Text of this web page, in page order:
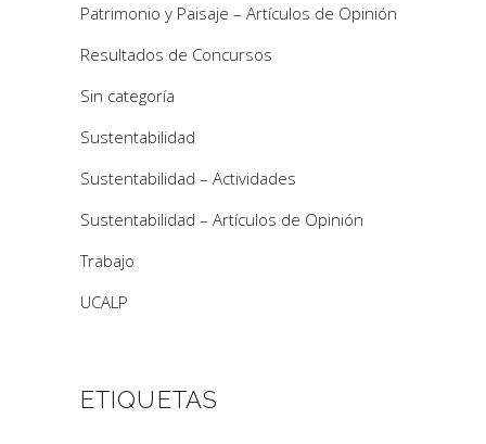
Patrimonio y Paisaje – Artículos de Opinión
Resultados de Concursos
Sin categoría
Sustentabilidad
Sustentabilidad – Actividades
Sustentabilidad – Artículos de Opinión
Trabajo
UCALP
ETIQUETAS